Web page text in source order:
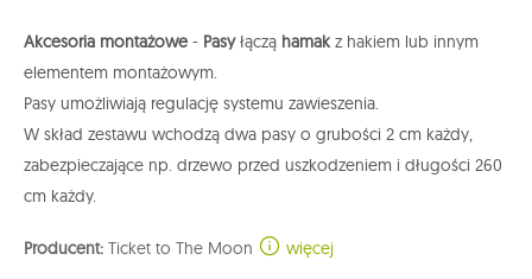
Akcesoria montażowe - Pasyłączą hamak z hakiem lub innym
elementem montażowym.
Pasy umożliwiają regulację systemu zawieszenia.
W skład zestawu wchodzą dwa pasy o grubości 2 cm każdy,
zabezpieczające np. drzewo przed uszkodzeniem i długości 260
cm każdy.
Producent: Ticket to The Moon więcej